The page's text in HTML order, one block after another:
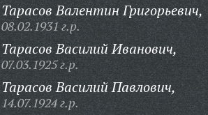
Тарасов Валентин Григорьевич,
08.02.1931 г.р.
Тарасов Василий Иванович,
07.03.1925 г.р.
Тарасов Василий Павлович,
14.07.1924 г.р.